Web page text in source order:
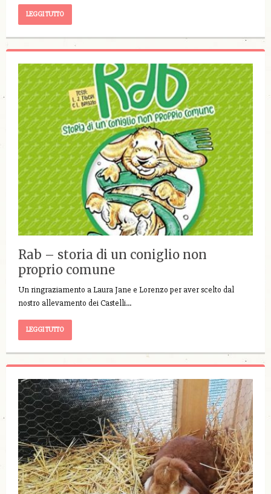
LEGGI TUTTO
Rab – storia di un coniglio non
proprio comune
Un ringraziamento a Laura Jane e Lorenzo per aver scelto dal
nostro allevamento dei Castelli…
LEGGI TUTTO